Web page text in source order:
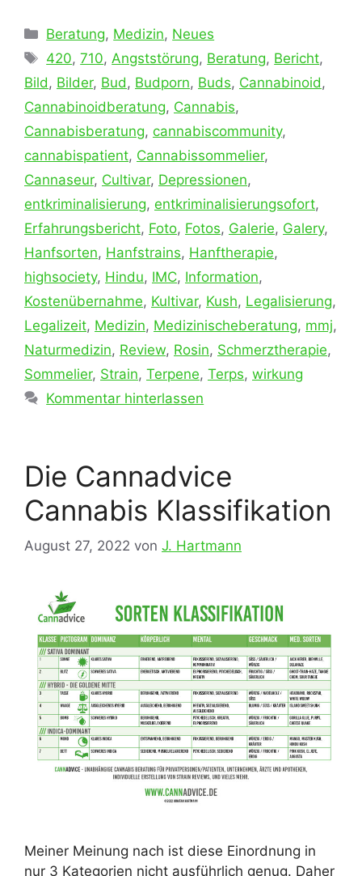
Kategorien
Beratung, Medizin, Neues
Schlagwörter
420,710, Angststörung, Beratung, Bericht,
Bild , Bilder, Bud , Budporn, Buds, Cannabinoid ,
Cannabinoidberatung, Cannabis,
Cannabisberatung, cannabiscommunity,
cannabispatient, Cannabissommelier,
Cannaseur, Cultivar, Depressionen,
entkriminalisierung, entkriminalisierungsofort,
Erfahrungsbericht, Foto, Fotos, Galerie, Galery,
Hanfsorten, Hanfstrains, Hanftherapie,
highsociety, Hindu, IMC, Information,
Kostenübernahme, Kultivar, Kush, Legalisierung,
Legalizeit, Medizin, Medizinischeberatung, mmj,
Naturmedizin, Review, Rosin, Schmerztherapie,
Sommelier, Strain, Terpene, Terps, wirkung
Kommentar hinterlassen
Die Cannadvice
Cannabis Klassifikation
August 27, 2022 von J. Hartmann
Meiner Meinung nach ist diese Einordnung in
nur 3 Kategorien nicht ausführlich genug. Daher